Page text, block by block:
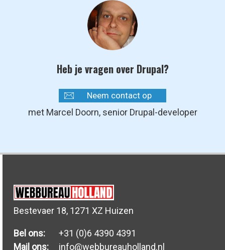
Heb je vragen over Drupal?
Neem contact op
met Marcel Doorn, senior Drupal-developer
Bestevaer 18, 1271 XZ Huizen
Bel ons:
+31 (0)6 4390 4391
Mail ons:
info@webbureauholland.nl